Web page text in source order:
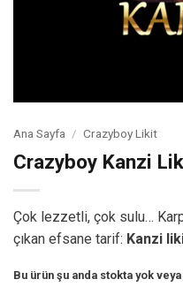
Ana Sayfa / Crazyboy Likit
Crazyboy Kanzi
Çok lezzetli, çok sulu…
çıkan efsane tarif: Kanzi
Bu ürün şu anda stokta yok